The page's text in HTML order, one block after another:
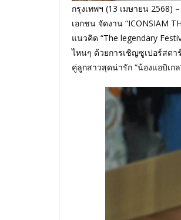
กรุงเทพฯ (13 เมษายน 2568)
เอกชน จัดงาน “ICONSIAM
แนวคิด “The legendary
ไหนๆ ด้วยการเชิญซูเปอร์สตา
คู่ลูกสาวสุดน่ารัก “น้องแอบิเ